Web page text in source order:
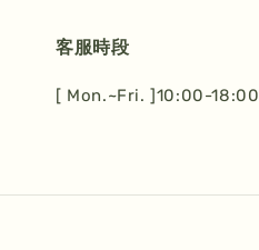
客服時段
[ Mon.~Fri. ]10:00-18:00